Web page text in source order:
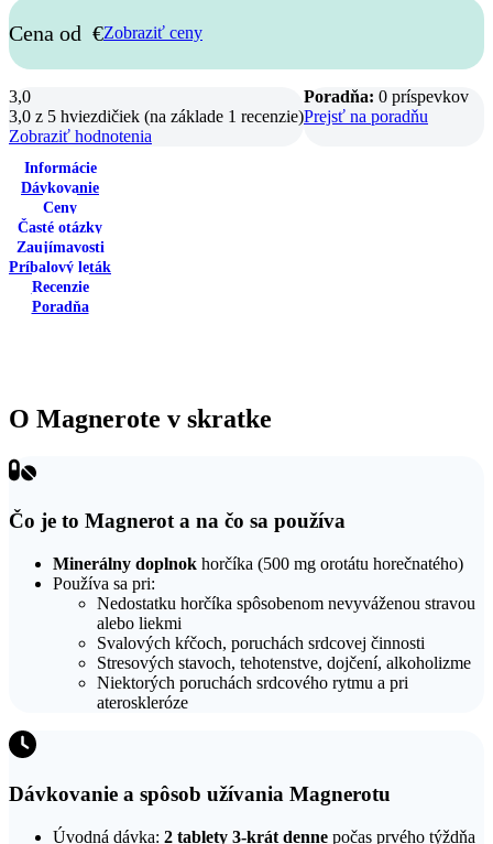
Cena od €Zobraziť ceny
3,0
3,0 z 5 hviezdičiek (na základe 1 recenzie)
Zobraziť hodnotenia
Poradňa: 0 príspevkov
Prejsť na poradňu
Informácie
Dávkovanie
Ceny
Časté otázky
Zaujímavosti
Príbalový leták
Recenzie
Poradňa
O Magnerote v skratke
Čo je to Magnerot a na čo sa používa
Minerálny doplnok horčíka (500 mg orotátu horečnatého)
Používa sa pri:
Nedostatku horčíka spôsobenom nevyváženou stravou
alebo liekmi
Svalových kŕčoch, poruchách srdcovej činnosti
Stresových stavoch, tehotenstve, dojčení, alkoholizme
Niektorých poruchách srdcového rytmu a pri
ateroskleróze
Dávkovanie a spôsob užívania Magnerotu
Úvodná dávka: 2 tablety 3-krát denne počas prvého týždňa